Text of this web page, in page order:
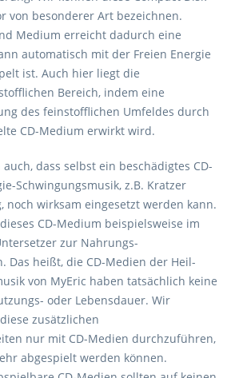
von besonderer Art bezeichnen.
Medium erreicht dadurch eine
automatisch mit der Freien Energie
ist. Auch hier liegt die
Bereich, indem eine
des feinstofflichen Umfeldes durch
CD-Medium erwirkt wird.
dass selbst ein beschädigtes CD-
Schwingungsmusik, z.B. Kratzer
noch wirksam eingesetzt werden kann.
CD-Medium beispielsweise im
zur Nahrungs-
Das heißt, die CD-Medien der Heil-
von MyEric haben tatsächlich keine
oder Lebensdauer. Wir
zusätzlichen
nur mit CD-Medien durchzuführen,
abgespielt werden können.